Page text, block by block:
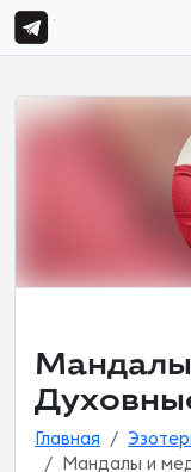
Мандалы
Главная
Мандалы и